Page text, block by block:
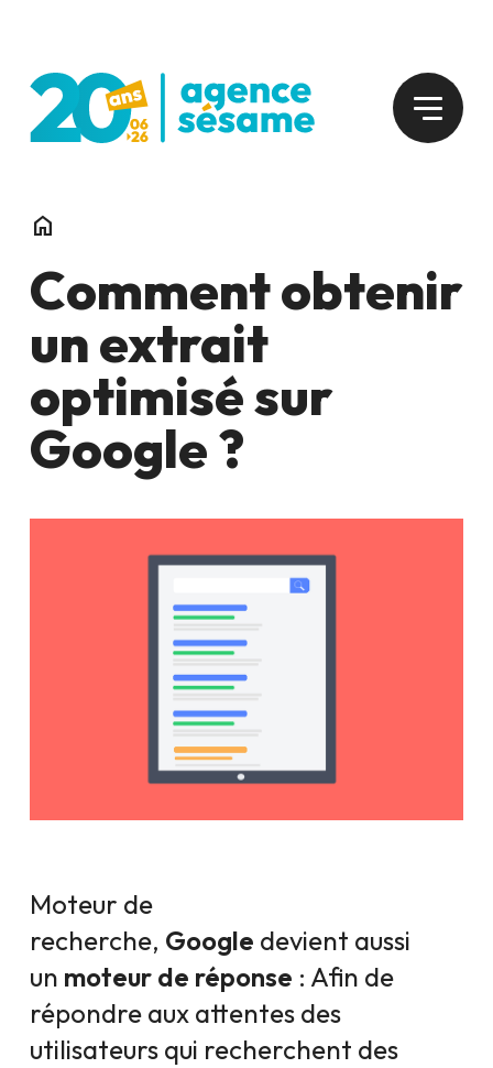
home
Comment obtenir
un extrait
optimisé sur
Google ?
Moteur de
recherche, Google devient aussi
un moteur de réponse : Afin de
répondre aux attentes des
utilisateurs qui recherchent des